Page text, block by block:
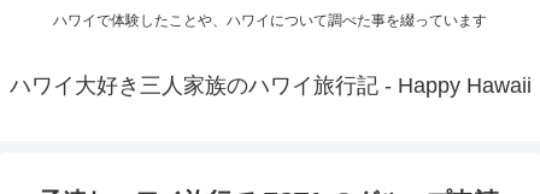
ハワイで体験したことや、ハワイについて調べた事を綴っています
ハワイ大好き三人家族のハワイ旅行記 - Happy Hawaii